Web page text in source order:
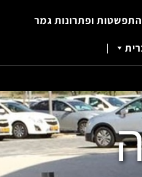
ופתרונות גמר